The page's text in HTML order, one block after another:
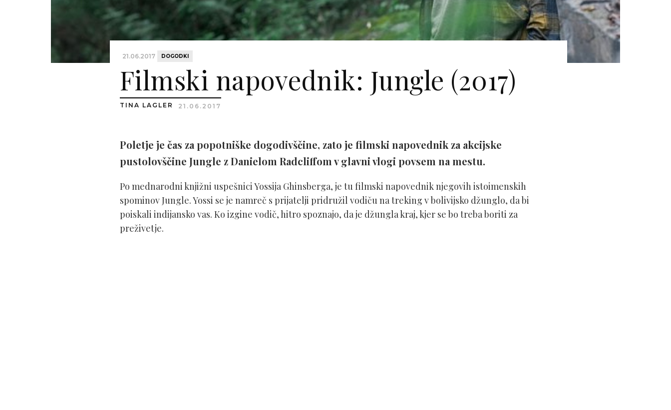
21.06.2017 DOGODKI
Filmski napovednik: Jungle (2017)
TINA LAGLER 21.06.2017
Poletje je čas za popotniške dogodivščine, zato je filmski napovednik za akcijske
pustolovščine Jungle z Danielom Radcliffom v glavni vlogi povsem na mestu.
Po mednarodni knjižni uspešnici Yossija Ghinsberga, je tu filmski napovednik njegovih istoimenskih
spominov Jungle. Yossi se je namreč s prijatelji pridružil vodiču na treking v bolivijsko džunglo, da bi
poiskali indijansko vas. Ko izgine vodič, hitro spoznajo, da je džungla kraj, kjer se bo treba boriti za
preživetje.